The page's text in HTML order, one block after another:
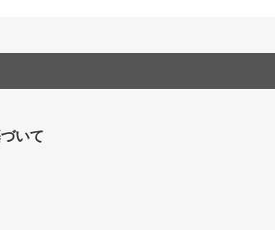
いて